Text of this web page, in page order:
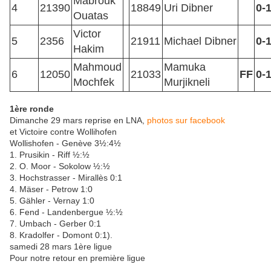
4 21390
Ouatas
18849 Uri Dibner 0-1
5 2356
Victor
Hakim
21911 Michael Dibner 0-1
6 12050
Mahmoud
Mochfek
21033
Mamuka
Murjikneli
FF 0-1
1ère ronde
Dimanche 29 mars reprise en LNA, photos sur facebook
et Victoire contre Wollihofen
Wollishofen - Genève 3½:4½
1. Prusikin - Riff ½:½
2. O. Moor - Sokolow ½:½
3. Hochstrasser - Mirallès 0:1
4. Mäser - Petrow 1:0
5. Gähler - Vernay 1:0
6. Fend - Landenbergue ½:½
7. Umbach - Gerber 0:1
​8. Kradolfer - Domont 0:1).
samedi 28 mars 1ère ligue
Pour notre retour en première ligue